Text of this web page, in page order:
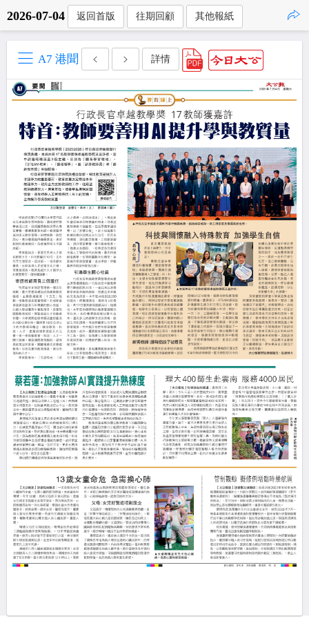
2026-07-04 返回首版 往期回顧 其他報紙
A7 港聞 詳情